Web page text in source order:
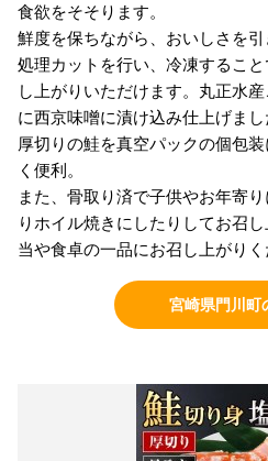
食欲をそそります。
鮮度を保ちながら、おいしさを
処理カットを行い、冷凍するこ
し上がりいただけます。丸正水
に西京味噌に漬け込み仕上げまし
厚切りの鮭を真空パックの個包
く便利。
また、骨取り済で子供やお年寄
りホイル焼きにしたりしてお召
当や食卓の一品にお召し上がりく
宮崎県門川町